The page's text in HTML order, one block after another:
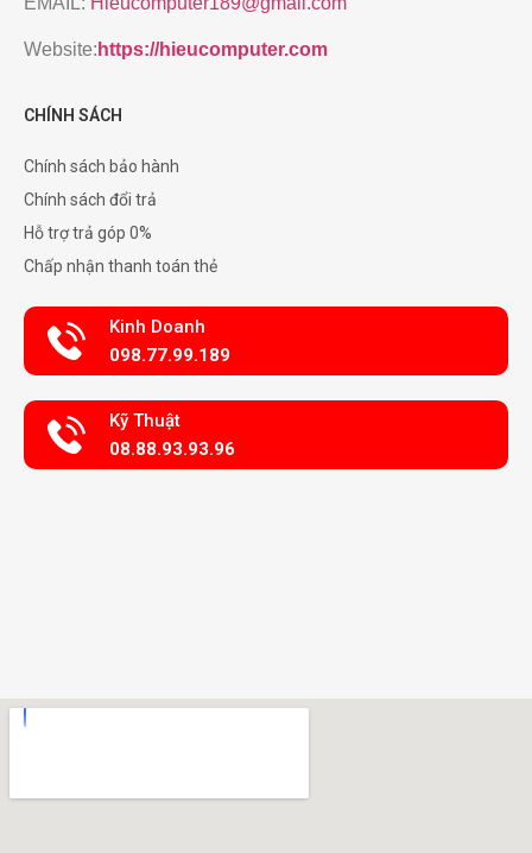
Website: https://hieucomputer.com
CHÍNH SÁCH
Chính sách bảo hành
Chính sách đổi trả
Hỗ trợ trả góp 0%
Chấp nhận thanh toán thẻ
Kinh Doanh
098.77.99.189
Kỹ Thuật
08.88.93.93.96